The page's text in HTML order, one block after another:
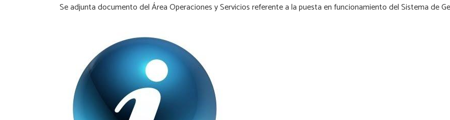
Se adjunta documento del Área Operaciones y Servicios referente a la puesta en funcionamiento del Sistema de